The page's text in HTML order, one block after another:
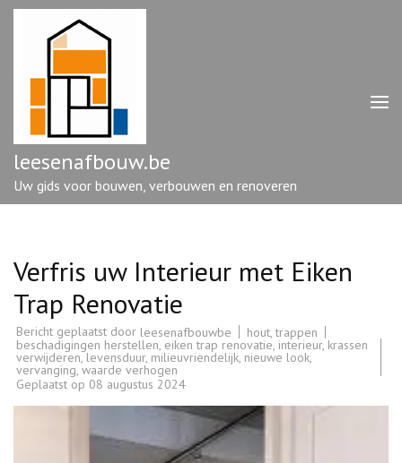
Ga
enter)
leesenafbouw.be
Uw gids voor bouwen, verbouwen en renoveren
Verfris uw Interieur met Eiken
Trap Renovatie
Bericht geplaatst door leesenafbouwbe hout ,trappen
beschadigingen herstellen, eiken trap renovatie, interieur, krassen
verwijderen,levensduur, milieuvriendelijk, nieuwe look,
vervanging, waarde verhogen
Geplaatst op 08 augustus 2024